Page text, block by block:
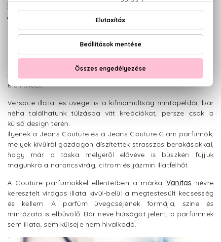
Britney SpearsésChristina
Aguilera
. És ki ne emlékezne Jennifer Lopez
Ruházati műalkotásai mellett megjelentek a kiegészítők,
ékszerek, órák, kozmetikumok, táskák - sőt, még a háztartási
kellékek is. A saját illattal büszkélkedhető márkák listájáról
sem maradhatott le, parfümjei azóta bárki számára
elérhetőek.
Versace illatai és üvegei is a kifinomultság mintapéldái, bár
néha találhatunk túlzásba vitt kreációkat, persze csak a
külső design terén.
Ilyenek a Jeans Couture és a Jeans Couture Glam parfümök,
melyek kívülről gazdagon díszítettek strasszos berakásokkal,
hogy már a táska mélyéről elővéve is büszkén fújjuk
magunkra a narancsvirág, citrom és jázmin illatfelhőt.
A Couture parfümökkel ellentétben a márka Vanitas névre
keresztelt virágos illata kívül-belül a megtestesült kecsesség
és kellem. A parfüm üvegcséjének formája, színe és
mintázata is elbűvölő. Bár neve hiúságot jelent, a parfümnek
sem illata, sem külseje nem hivalkodó.